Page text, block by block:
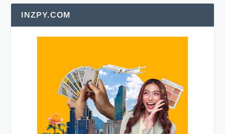
INZPY.COM